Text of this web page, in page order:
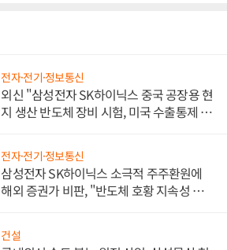
전자·전기·정보통신
외신 "삼성전자 SK하이닉스 중국 공장용 현
지 생산 반도체 장비 시험, 미국 수출통제 대
전자·전기·정보통신
삼성전자 SK하이닉스 소극적 주주환원에
해외 증권가 비판, "반도체 호황 지속성 의
건설